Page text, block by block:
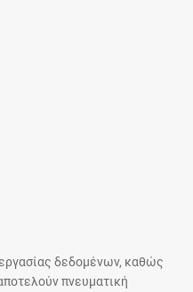
δεδομένων, καθώς
πνευματική